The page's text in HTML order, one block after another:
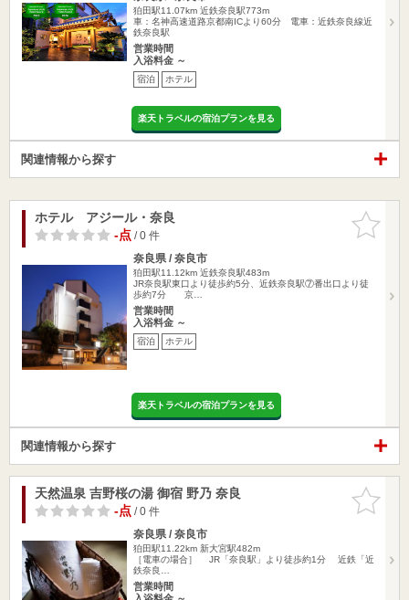
狛田駅11.07km 近鉄奈良駅773m
車：名神高速道路京都南ICより60分 電車：近鉄奈良線近
鉄奈良駅
営業時間
入浴料金 ～
宿泊 ホテル
楽天トラベルの宿泊プランを見る
関連情報から探す
お気に入
りに追加
ホテル アジール・奈良
-点/ 0 件
奈良県 / 奈良市
狛田駅11.12km 近鉄奈良駅483m
JR奈良駅東口より徒歩約5分、近鉄奈良駅⑦番出口より徒
歩約7分 京…
営業時間
入浴料金 ～
宿泊 ホテル
楽天トラベルの宿泊プランを見る
関連情報から探す
お気に入
りに追加
天然温泉 吉野桜の湯 御宿 野乃 奈良
-点/ 0 件
奈良県 / 奈良市
狛田駅11.22km 新大宮駅482m
［電車の場合］ JR「奈良駅」より徒歩約1分 近鉄「近
鉄奈良…
営業時間